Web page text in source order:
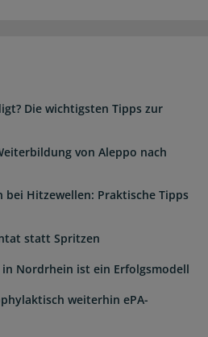
Die wichtigsten Tipps zur
von Aleppo nach
Hitzewellen: Praktische Tipps
statt Spritzen
Nordrhein ist ein Erfolgsmodell
weiterhin ePA-